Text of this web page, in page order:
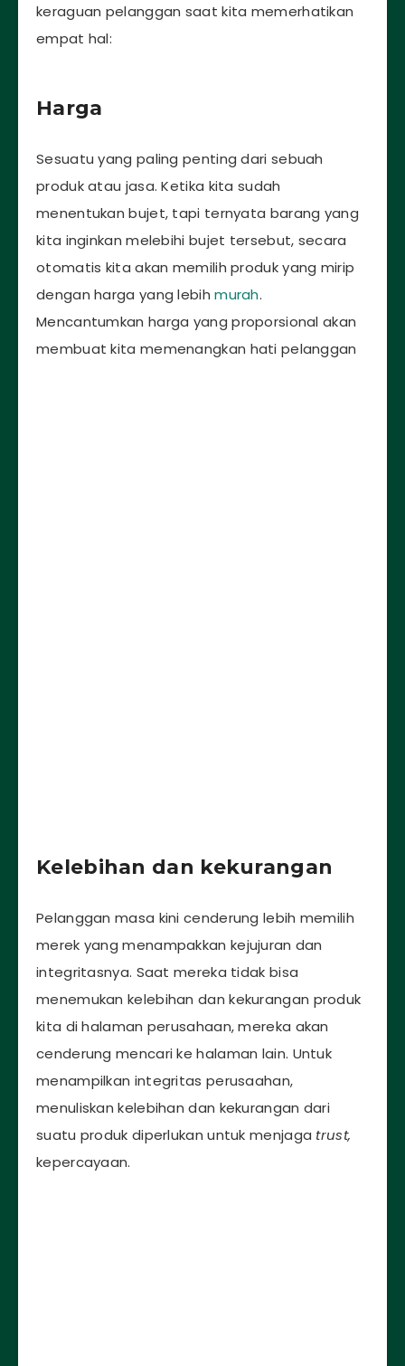
keraguan pelanggan saat kita memerhatikan
empat hal:
Harga
Sesuatu yang paling penting dari sebuah
produk atau jasa. Ketika kita sudah
menentukan bujet, tapi ternyata barang yang
kita inginkan melebihi bujet tersebut, secara
otomatis kita akan memilih produk yang mirip
dengan harga yang lebihmurah.
Mencantumkan harga yang proporsional akan
membuat kita memenangkan hati pelanggan
Kelebihan dan kekurangan
Pelanggan masa kini cenderung lebih memilih
merek yang menampakkan kejujuran dan
integritasnya. Saat mereka tidak bisa
menemukan kelebihan dan kekurangan produk
kita di halaman perusahaan, mereka akan
cenderung mencari ke halaman lain. Untuk
menampilkan integritas perusaahan,
menuliskan kelebihan dan kekurangan dari
suatu produk diperlukan untuk menjaga trust,
kepercayaan.